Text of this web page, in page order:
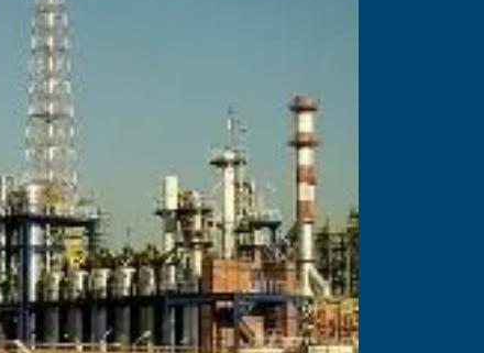
Korean
Italian
Arabic
Ukrainian